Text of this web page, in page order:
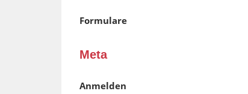
Formulare
Meta
Anmelden